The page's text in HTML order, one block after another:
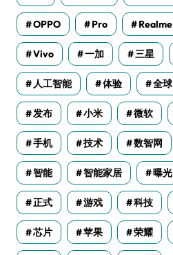
OPPO Pro Realme
Vivo 一加 三星
人工智能 体验 全球
发布 小米 微软
手机 技术 数智网
智能 智能家居 曝光
正式 游戏 科技
芯片 苹果 荣耀